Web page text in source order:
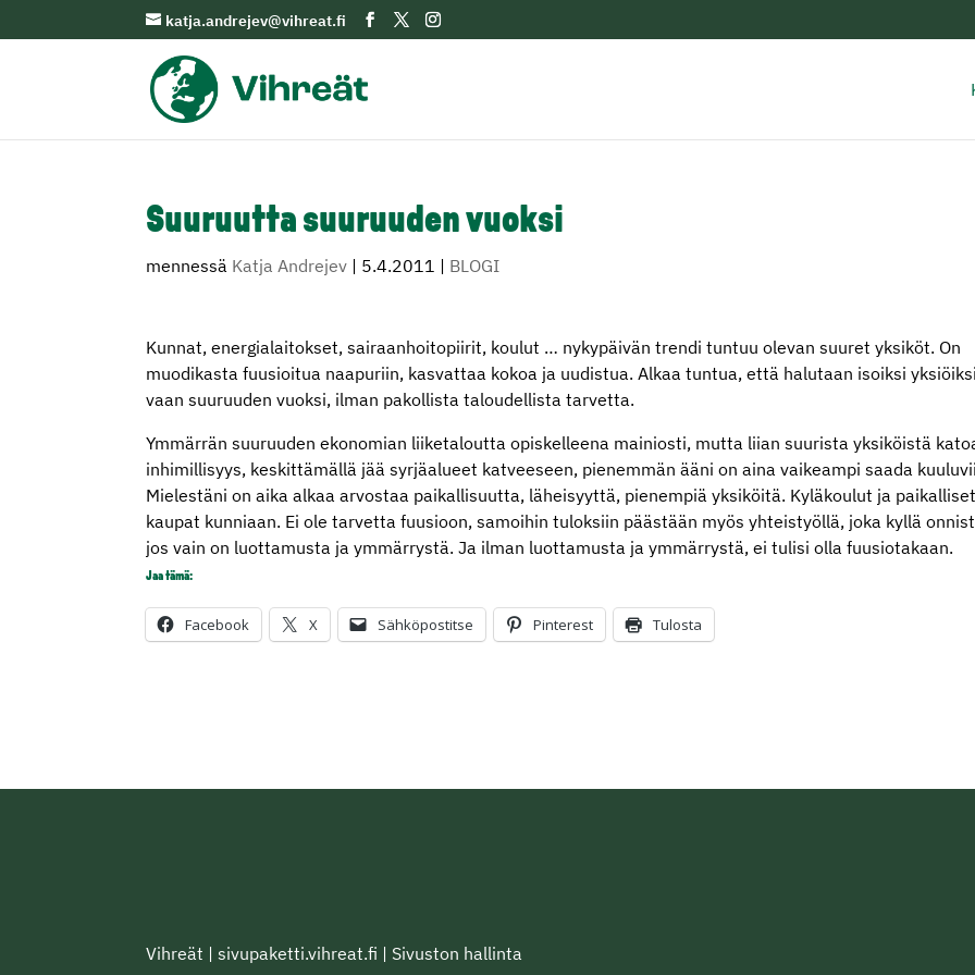
katja.andrejev@vihreat.fi
Suuruutta suuruuden vuoksi
mennessä Katja Andrejev | 5.4.2011 | BLOGI
Kunnat, energialaitokset, sairaanhoitopiirit, koulut … nykypäivän trendi tuntuu olevan suuret yksiköt. On
muodikasta fuusioitua naapuriin, kasvattaa kokoa ja uudistua. Alkaa tuntua, että halutaan isoiksi yksiöiksi
vaan suuruuden vuoksi, ilman pakollista taloudellista tarvetta.
Ymmärrän suuruuden ekonomian liiketaloutta opiskelleena mainiosti, mutta liian suurista yksiköistä
inhimillisyys, keskittämällä jää syrjäalueet katveeseen, pienemmän ääni on aina vaikeampi saada
Mielestäni on aika alkaa arvostaa paikallisuutta, läheisyyttä, pienempiä yksiköitä. Kyläkoulut ja paikalliset
kaupat kunniaan. Ei ole tarvetta fuusioon, samoihin tuloksiin päästään myös yhteistyöllä, joka kyllä
jos vain on luottamusta ja ymmärrystä. Ja ilman luottamusta ja ymmärrystä, ei tulisi olla fuusiotakaan.
Jaa tämä:
Facebook X Sähköpostitse Pinterest Tulosta
Vihreät |sivupaketti.vihreat.fi | Sivuston hallinta